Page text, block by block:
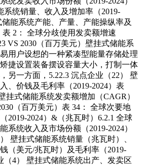
系统销量、收入及增加率（2019-
储能系统产能、产量、产能操纵率及
表 2： 全球分歧使用发卖额增速
VS 2030（百万美元）壁挂式储能系
用户设想的一种紧凑型能量存储处理
捷设置装备摆设容量大小，打制一体
另一方面，5.22.3 沉点企业（22） 壁
、价钱及毛利率（2019-2024）表
挂式储能系统发卖额增加（CAGR）
（百万美元）表 34： 全球次要地
2019-2024）&（兆瓦时）6.2.1 全球
系统收入及市场份额（2019-2024）
壁挂式储能系统销量（兆瓦时）、
（美元/兆瓦时）及毛利率（2019-
（4） 壁挂式储能系统出产、发卖区